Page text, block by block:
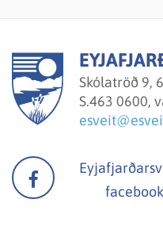
Skólatröð 9,
S.463 0600,
facebook